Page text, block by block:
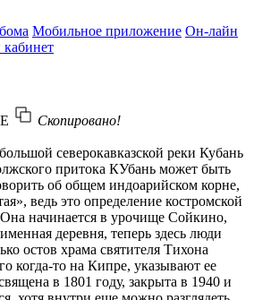
Мобильное приложение Он-лайн
Скопировано!
северокавказской реки Кубань
притока КУбань может быть
об общем индоарийском корне,
ведь это определение костромской
начинается в урочище Сойкино,
деревня, теперь здесь люди
остов храма святителя Тихона
когда-то на Кипре, указывают ее
в 1801 году, закрыта в 1940 и